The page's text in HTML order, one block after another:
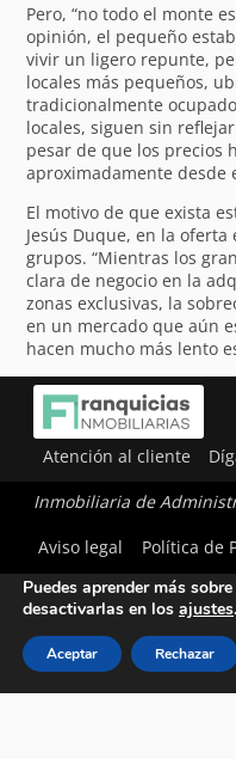
Pero, “no todo el monte
opinión, el pequeño
vivir un ligero repunte,
locales más pequeños,
tradicionalmente
locales, siguen sin
pesar de que los precios
aproximadamente desde
El motivo de que exista
Jesús Duque, en la
grupos. “Mientras los
clara de negocio en la
zonas exclusivas, la
en un mercado que aún
hacen mucho más lento
Atención al cliente
Inmobiliaria de
Aviso legal
Política de
Utilizamos cookies para
Puedes aprender más
desactivarlas en los ajustes.
Aceptar Rechazar